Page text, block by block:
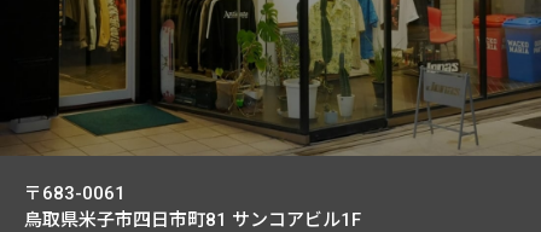
〒683-0061
鳥取県米子市四日市町81 サンコアビル1F